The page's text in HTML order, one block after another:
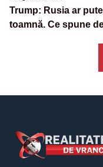
Trump: Rusia ar
toamnă. Ce spune